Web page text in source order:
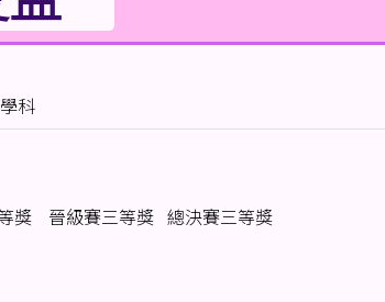
科
獎 晉級賽三等獎 總決賽三等獎